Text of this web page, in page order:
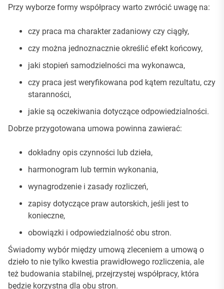
Przy wyborze formy współpracy warto zwrócić uwagę na:
czy praca ma charakter zadaniowy czy ciągły,
czy można jednoznacznie określić efekt końcowy,
jaki stopień samodzielności ma wykonawca,
czy praca jest weryfikowana pod kątem rezultatu, czy
staranności,
jakie są oczekiwania dotyczące odpowiedzialności.
Dobrze przygotowana umowa powinna zawierać:
dokładny opis czynności lub dzieła,
harmonogram lub termin wykonania,
wynagrodzenie i zasady rozliczeń,
zapisy dotyczące praw autorskich, jeśli jest to
konieczne,
obowiązki i odpowiedzialność obu stron.
Świadomy wybór między umową zleceniem a umową o
dzieło to nie tylko kwestia prawidłowego rozliczenia, ale
też budowania stabilnej, przejrzystej współpracy, która
będzie korzystna dla obu stron.